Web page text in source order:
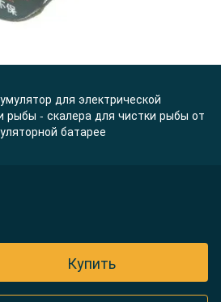
для электрической
рыбы - скалера для чистки рыбы от
батарее
Купить